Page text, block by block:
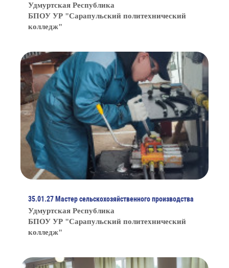
Удмуртская Республика
БПОУ УР "Сарапульский политехнический
колледж"
35.01.27 Мастер сельскохозяйственного производства
Удмуртская Республика
БПОУ УР "Сарапульский политехнический
колледж"